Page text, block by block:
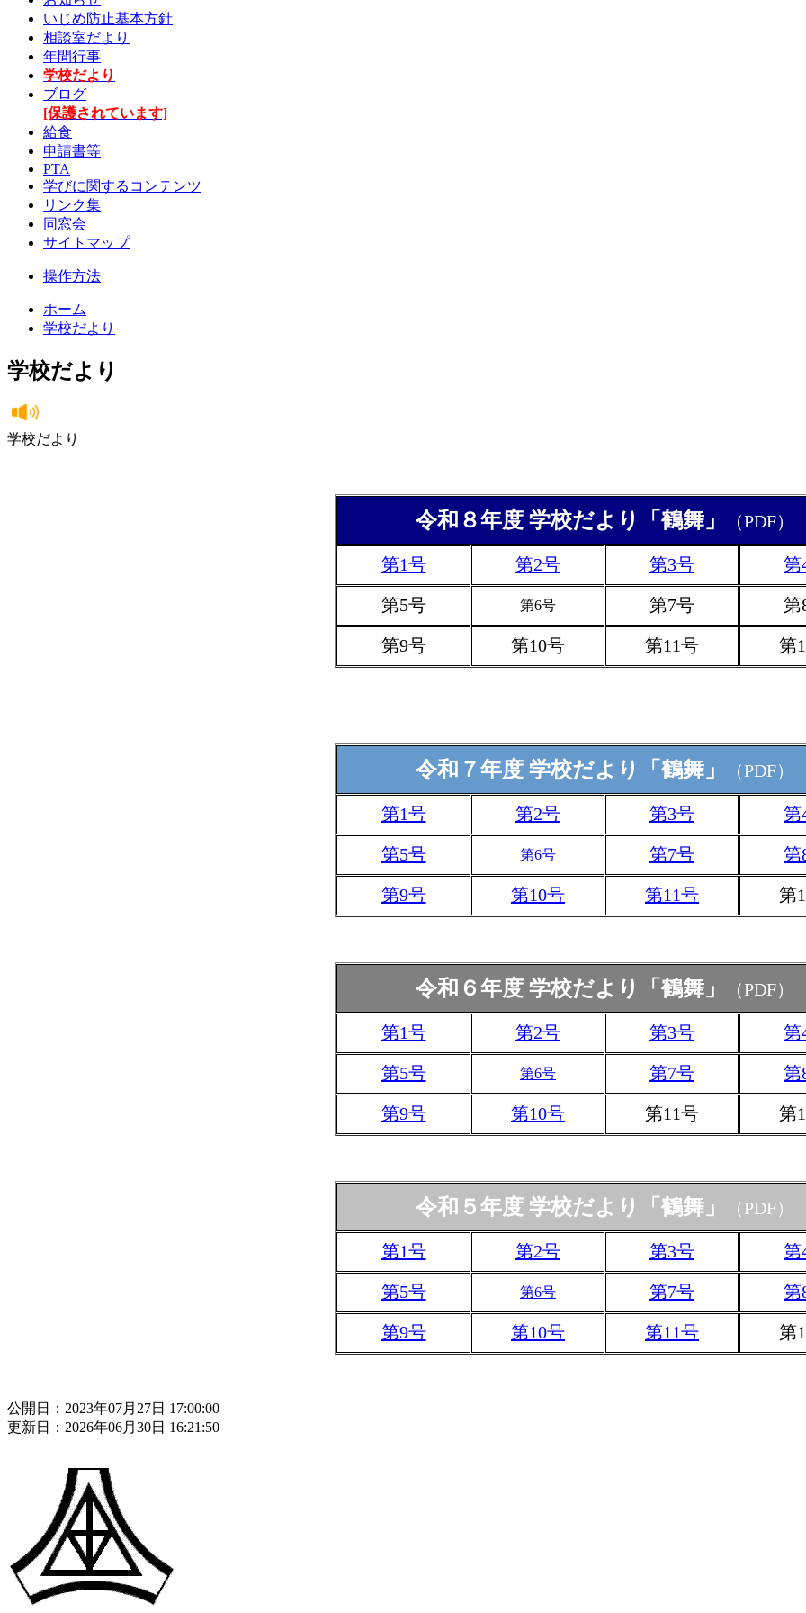
いじめ防止基本方針
相談室だより
年間行事
学校だより
ブログ
[保護されています]
給食
申請書等
PTA
学びに関するコンテンツ
リンク集
同窓会
サイトマップ
操作方法
ホーム
学校だより
学校だより
学校だより
令和８年度 学校だより「鶴舞」 （PDF）
第1号 第2号 第3号 第
第5号 第6号 第7号 第
第9号 第10号 第11号 第
令和７年度 学校だより「鶴舞」 （PDF）
第1号 第2号 第3号 第
第5号 第6号 第7号 第
第9号 第10号 第11号 第
令和６年度 学校だより「鶴舞」 （PDF）
第1号 第2号 第3号 第
第5号 第6号 第7号 第
第9号 第10号 第11号 第
令和５年度 学校だより「鶴舞」 （PDF）
第1号 第2号 第3号 第
第5号 第6号 第7号 第
第9号 第10号 第11号 第
公開日：2023年07月27日 17:00:00
更新日：2026年06月30日 16:21:50